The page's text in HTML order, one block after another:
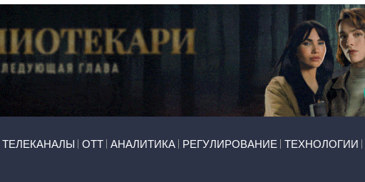
ТЕЛЕКАНАЛЫ ОТТ АНАЛИТИКА РЕГУЛИРОВАНИЕ ТЕХНОЛОГИИ